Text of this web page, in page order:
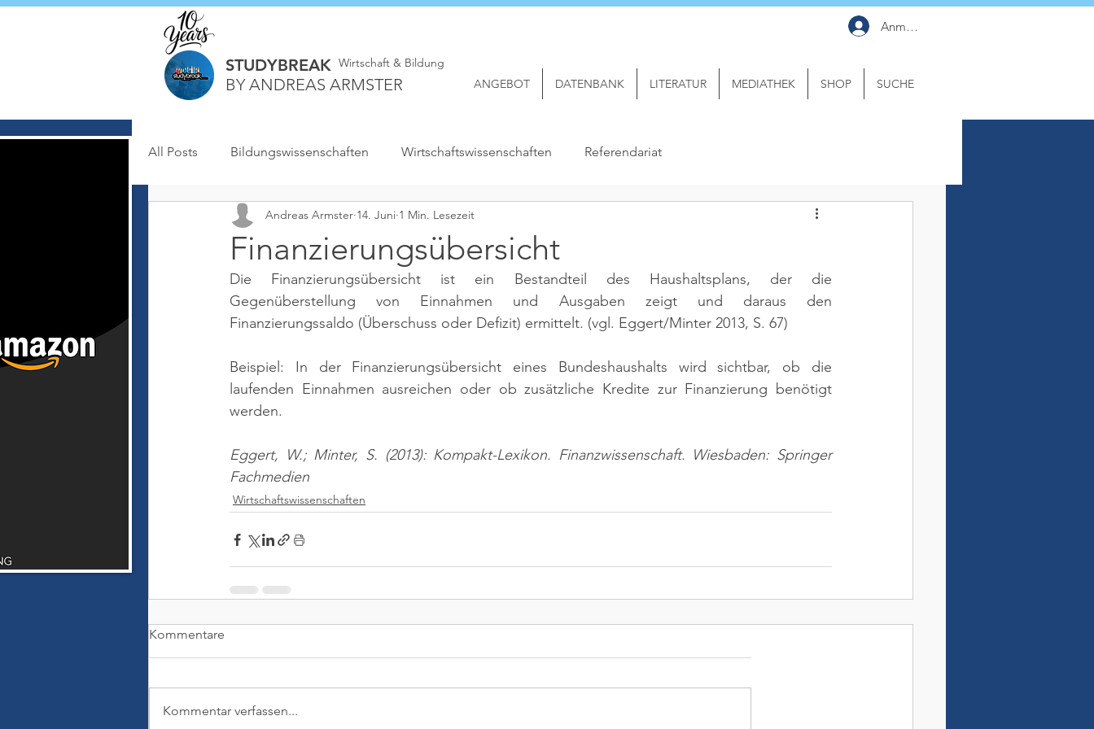
STUDYBREAK
BY ANDREAS ARMSTER
Wirtschaft & Bildung
Anmelden
ANGEBOT DATENBANK LITERATUR MEDIATHEK SHOP SUCHE
All Posts Bildungswissenschaften Wirtschaftswissenschaften Referendariat
Finanzierungsübersicht
Andreas Armster 14. Juni 1 Min. Lesezeit
Die Finanzierungsübersicht ist ein Bestandteil des Haushaltsplans, der die
Gegenüberstellung von Einnahmen und Ausgaben zeigt und daraus den
Finanzierungssaldo (Überschuss oder Defizit) ermittelt. (vgl. Eggert/Minter 2013, S. 67)
Beispiel: In der Finanzierungsübersicht eines Bundeshaushalts wird sichtbar, ob die
laufenden Einnahmen ausreichen oder ob zusätzliche Kredite zur Finanzierung benötigt
werden.
Eggert, W.; Minter, S. (2013): Kompakt-Lexikon. Finanzwissenschaft. Wiesbaden: Springer
Fachmedien
Wirtschaftswissenschaften
Kommentare
Kommentar verfassen...